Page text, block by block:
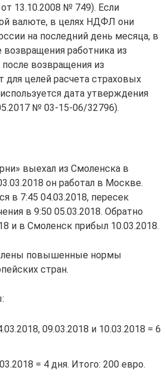
13.10.2008 № 749). Если
валюте, в целях НДФЛ они
на последний день месяца, в
работника из
возвращения из
для целей расчета страховых
дата утверждения
№ 03-15-06/32796).
выехал из Смоленска в
он работал в Москве.
в 7:45 04.03.2018, пересек
в 9:50 05.03.2018. Обратно
и в Смоленск прибыл 10.03.2018.
повышенные нормы
стран.
09.03.2018 и 10.03.2018 = 6
= 4 дня. Итого: 200 евро.